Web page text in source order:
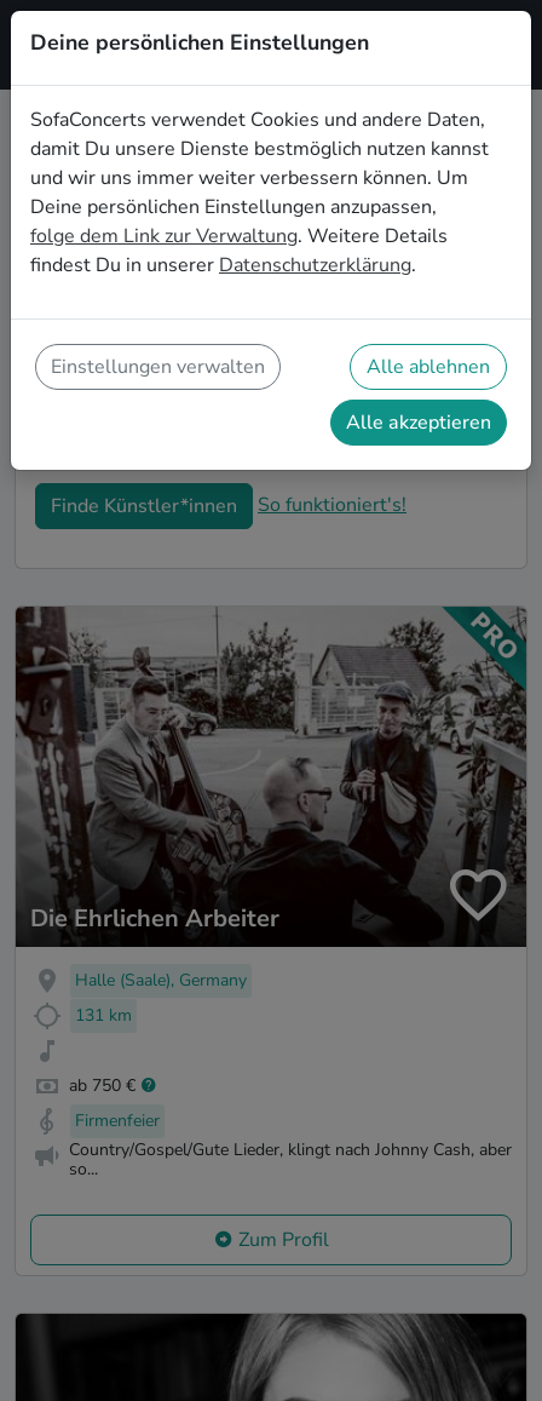
Registrieren
Gospel Musiker*innen für die
Firmenweihnachtsfeier in
Wolfsburg
Bucht professionelle Gospel Bands und
Feierlichkeiten zu einem unvergesslichen Highlight!
Auf SofaConcerts findet ihr authentische Gospel
Sänger*innen und Bands, die genau zu eurer
Betriebsweihnachtsfeier in Wolfsburg passen.
Finde Künstler*innen So funktioniert's!
Die Ehrlichen Arbeiter
Halle (Saale), Germany
131 km
ab 750 €
Firmenfeier
Country/Gospel/Gute Lieder, klingt nach Johnny Cash, aber
so...
Zum Profil
Deine persönlichen Einstellungen
SofaConcerts verwendet Cookies und andere Daten,
damit Du unsere Dienste bestmöglich nutzen kannst
und wir uns immer weiter verbessern können. Um
Deine persönlichen Einstellungen anzupassen,
folge dem Link zur Verwaltung. Weitere Details
findest Du in unserer Datenschutzerklärung.
Einstellungen verwalten Alle ablehnen
Alle akzeptieren